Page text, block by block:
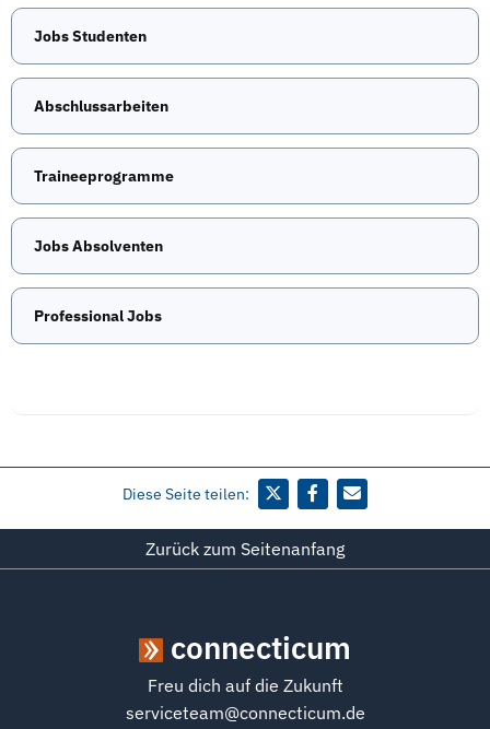
Jobs Studenten
Abschlussarbeiten
Traineeprogramme
Jobs Absolventen
Professional Jobs
Diese Seite teilen:
Zurück zum Seitenanfang
connecticum
Freu dich auf die Zukunft
serviceteam@connecticum.de